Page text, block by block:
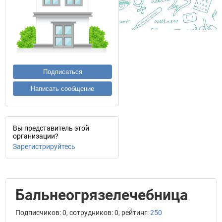
Подписаться
Написать сообщение
Вы представитель этой
организации?
Зарегистрируйтесь
Бальнеогрязелечебница
Подписчиков: 0, сотрудников: 0, рейтинг:250